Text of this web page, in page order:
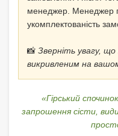
менеджер. Менеджер
укомплектованість
📸 Зверніть увагу,
викривленим на
«Гірський
запрошення сісти,